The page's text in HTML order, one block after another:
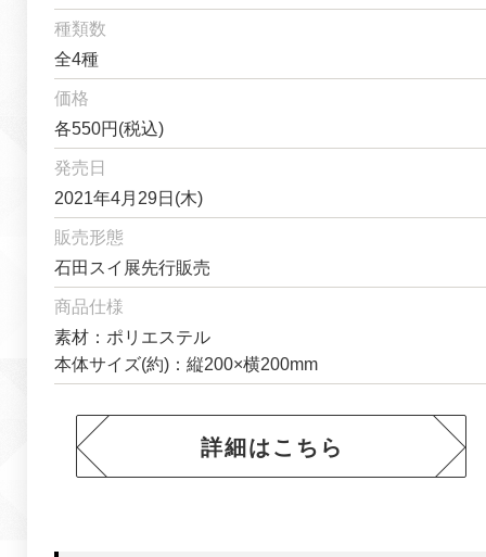
種類数
全4種
価格
各550円(税込)
発売日
2021年4月29日(木)
販売形態
石田スイ展先行販売
商品仕様
素材：ポリエステル
本体サイズ(約)：縦200×横200mm
詳細はこちら